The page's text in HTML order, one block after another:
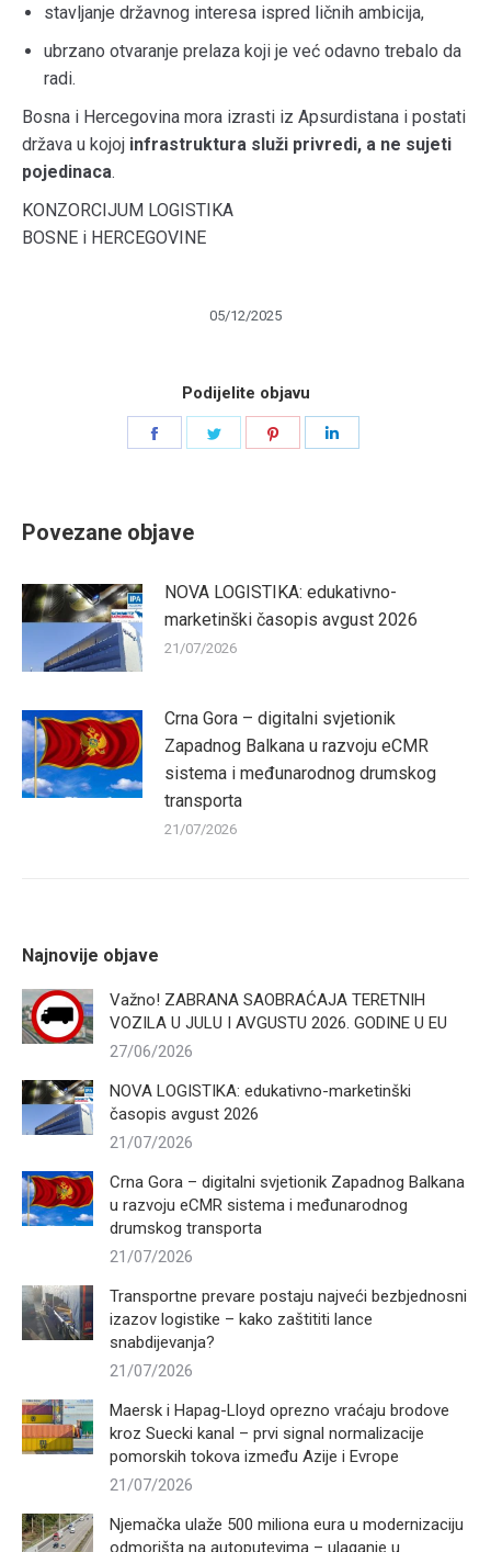
stavljanje državnog interesa ispred ličnih ambicija,
ubrzano otvaranje prelaza koji je već odavno trebalo da
radi.
Bosna i Hercegovina mora izrasti iz Apsurdistana i postati
država u kojoj infrastruktura služi privredi, a ne sujeti
pojedinaca.
KONZORCIJUM LOGISTIKA
BOSNE i HERCEGOVINE
05/12/2025
Podijelite objavu
Povezane objave
NOVA LOGISTIKA: edukativno-
marketinški časopis avgust 2026
21/07/2026
Crna Gora – digitalni svjetionik
Zapadnog Balkana u razvoju eCMR
sistema i međunarodnog drumskog
transporta
21/07/2026
Najnovije objave
Važno! ZABRANA SAOBRAĆAJA TERETNIH
VOZILA U JULU I AVGUSTU 2026. GODINE U EU
27/06/2026
NOVA LOGISTIKA: edukativno-marketinški
časopis avgust 2026
21/07/2026
Crna Gora – digitalni svjetionik Zapadnog Balkana
u razvoju eCMR sistema i međunarodnog
drumskog transporta
21/07/2026
Transportne prevare postaju najveći bezbjednosni
izazov logistike – kako zaštititi lance
snabdijevanja?
21/07/2026
Maersk i Hapag-Lloyd oprezno vraćaju brodove
kroz Suecki kanal – prvi signal normalizacije
pomorskih tokova između Azije i Evrope
21/07/2026
Njemačka ulaže 500 miliona eura u modernizaciju
odmorišta na autoputevima – ulaganje u